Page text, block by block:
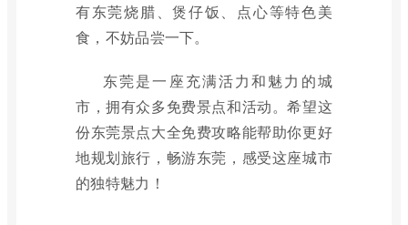
有东莞烧腊、煲仔饭、点心等特色美
食，不妨品尝一下。
东莞是一座充满活力和魅力的城
市，拥有众多免费景点和活动。希望这
份东莞景点大全免费攻略能帮助你更好
地规划旅行，畅游东莞，感受这座城市
的独特魅力！